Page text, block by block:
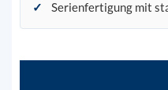
✓ Serienfertigung mit